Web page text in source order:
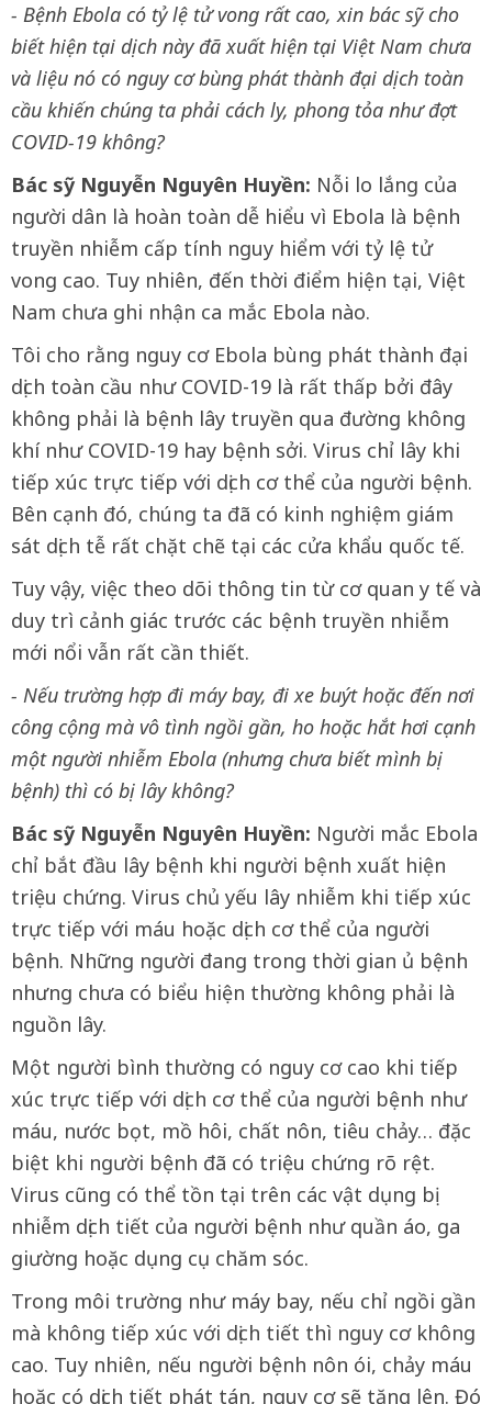
- Bệnh Ebola có tỷ lệ tử vong rất cao, xin bác sỹ cho
biết hiện tại dịch này đã xuất hiện tại Việt Nam chưa
và liệu nó có nguy cơ bùng phát thành đại dịch toàn
cầu khiến chúng ta phải cách ly, phong tỏa như đợt
COVID-19 không?
Bác sỹ Nguyễn Nguyên Huyền: Nỗi lo lắng của
người dân là hoàn toàn dễ hiểu vì Ebola là bệnh
truyền nhiễm cấp tính nguy hiểm với tỷ lệ tử
vong cao. Tuy nhiên, đến thời điểm hiện tại, Việt
Nam chưa ghi nhận ca mắc Ebola nào.
Tôi cho rằng nguy cơ Ebola bùng phát thành đại
dịch toàn cầu như COVID-19 là rất thấp bởi đây
không phải là bệnh lây truyền qua đường không
khí như COVID-19 hay bệnh sởi. Virus chỉ lây khi
tiếp xúc trực tiếp với dịch cơ thể của người bệnh.
Bên cạnh đó, chúng ta đã có kinh nghiệm giám
sát dịch tễ rất chặt chẽ tại các cửa khẩu quốc tế.
Tuy vậy, việc theo dõi thông tin từ cơ quan y tế và
duy trì cảnh giác trước các bệnh truyền nhiễm
mới nổi vẫn rất cần thiết.
- Nếu trường hợp đi máy bay, đi xe buýt hoặc đến nơi
công cộng mà vô tình ngồi gần, ho hoặc hắt hơi cạnh
một người nhiễm Ebola (nhưng chưa biết mình bị
bệnh) thì có bị lây không?
Bác sỹ Nguyễn Nguyên Huyền: Người mắc Ebola
chỉ bắt đầu lây bệnh khi người bệnh xuất hiện
triệu chứng. Virus chủ yếu lây nhiễm khi tiếp xúc
trực tiếp với máu hoặc dịch cơ thể của người
bệnh. Những người đang trong thời gian ủ bệnh
nhưng chưa có biểu hiện thường không phải là
nguồn lây.
Một người bình thường có nguy cơ cao khi tiếp
xúc trực tiếp với dịch cơ thể của người bệnh như
máu, nước bọt, mồ hôi, chất nôn, tiêu chảy… đặc
biệt khi người bệnh đã có triệu chứng rõ rệt.
Virus cũng có thể tồn tại trên các vật dụng bị
nhiễm dịch tiết của người bệnh như quần áo, ga
giường hoặc dụng cụ chăm sóc.
Trong môi trường như máy bay, nếu chỉ ngồi gần
mà không tiếp xúc với dịch tiết thì nguy cơ không
cao. Tuy nhiên, nếu người bệnh nôn ói, chảy máu
hoặc có dịch tiết phát tán, nguy cơ sẽ tăng lên. Đó